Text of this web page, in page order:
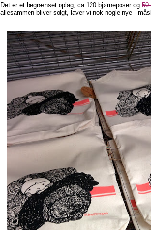
Det er et begrænset oplag, ca 120 bjørneposer og50
allesammen bliver solgt, laver vi nok nogle nye -